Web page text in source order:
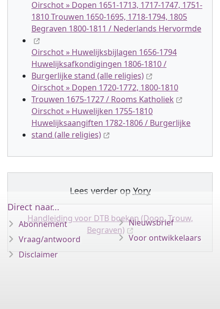
Oirschot » Dopen 1651-1713, 1717-1747, 1751-
1810 Trouwen 1650-1695, 1718-1794, 1805
Begraven 1800-1811 / Nederlands Hervormde
Oirschot » Huwelijksbijlagen 1656-1794
Huwelijksafkondigingen 1806-1810 /
Burgerlijke stand (alle religies)
Oirschot » Dopen 1720-1772, 1800-1810
Trouwen 1675-1727 / Rooms Katholiek
Oirschot » Huwelijken 1755-1810
Huwelijksaangiften 1782-1806 / Burgerlijke
stand (alle religies)
Lees verder op Yory
Handleiding voor DTB boeken (Doop, Trouw,
Begraven)
Direct naar...
Abonnement
Vraag/antwoord
Disclaimer
Nieuwsbrief
Voor ontwikkelaars